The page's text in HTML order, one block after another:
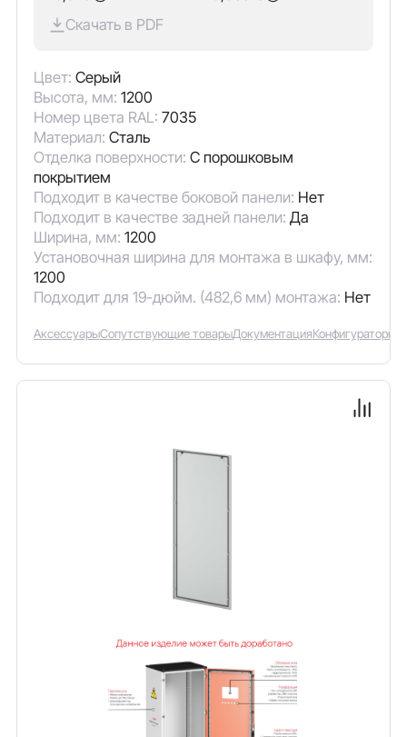
Скачать в PDF
Цвет: Серый
Высота, мм: 1200
Номер цвета RAL: 7035
Материал: Сталь
Отделка поверхности: С порошковым
покрытием
Подходит в качестве боковой панели: Нет
Подходит в качестве задней панели: Да
Ширина, мм: 1200
Установочная ширина для монтажа в шкафу, мм:
1200
Подходит для 19-дюйм. (482,6 мм) монтажа: Нет
АксессуарыСопутствующие товарыДокументацияКонфигураторы